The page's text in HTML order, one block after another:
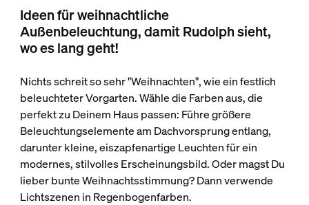
Ideen für weihnachtliche
Außenbeleuchtung, damit Rudolph sieht,
wo es lang geht!
Nichts schreit so sehr "Weihnachten", wie ein festlich
beleuchteter Vorgarten. Wähle die Farben aus, die
perfekt zu Deinem Haus passen: Führe größere
Beleuchtungselemente am Dachvorsprung entlang,
darunter kleine, eiszapfenartige Leuchten für ein
modernes, stilvolles Erscheinungsbild. Oder magst Du
lieber bunte Weihnachtsstimmung? Dann verwende
Lichtszenen in Regenbogenfarben.